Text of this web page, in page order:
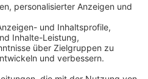
seit 0 Uhr ist die Straße
beläuft sich auf